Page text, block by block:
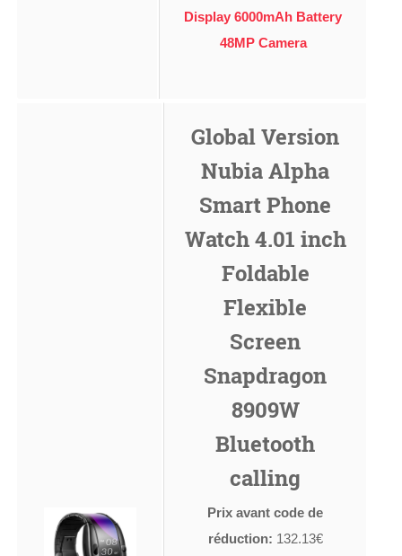
Display 6000mAh Battery
48MP Camera
Global Version
Nubia Alpha
Smart Phone
Watch 4.01 inch
Foldable
Flexible
Screen
Snapdragon
8909W
Bluetooth
calling
Prix avant code de
réduction: 132.13€